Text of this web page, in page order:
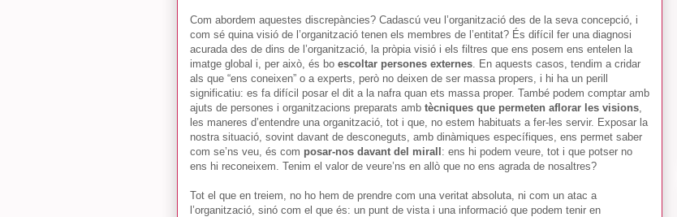
Com abordem aquestes discrepàncies? Cadascú veu l’organització des de la seva concepció, i
com sé quina visió de l’organització tenen els membres de l’entitat? És difícil fer una diagnosi
acurada des de dins de l’organització, la pròpia visió i els filtres que ens posem ens entelen la
imatge global i, per això, és bo escoltar persones externes. En aquests casos, tendim a cridar
als que “ens coneixen” o a experts, però no deixen de ser massa propers, i hi ha un perill
significatiu: es fa difícil posar el dit a la nafra quan ets massa proper. També podem comptar amb
ajuts de persones i organitzacions preparats amb tècniques que permeten aflorar les visions,
les maneres d’entendre una organització, tot i que, no estem habituats a fer-les servir. Exposar la
nostra situació, sovint davant de desconeguts, amb dinàmiques específiques, ens permet saber
com se’ns veu, és com posar-nos davant del mirall : ens hi podem veure, tot i que potser no
ens hi reconeixem. Tenim el valor de veure’ns en allò que no ens agrada de nosaltres?
Tot el que en treiem, no ho hem de prendre com una veritat absoluta, ni com un atac a
l’organització, sinó com el que és: un punt de vista i una informació que podem tenir en